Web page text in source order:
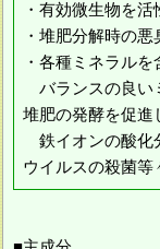
・有効微生物を
・堆肥分解時の悪
・各種ミネラル
バランスの良い
堆肥の発酵を促進
鉄イオンの酸化
ウイルスの殺菌等